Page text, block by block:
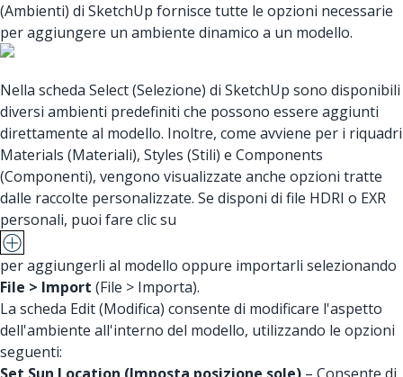
(Ambienti) di SketchUp fornisce tutte le opzioni necessarie
per aggiungere un ambiente dinamico a un modello.
Nella scheda Select (Selezione) di SketchUp sono disponibili
diversi ambienti predefiniti che possono essere aggiunti
direttamente al modello. Inoltre, come avviene per i riquadri
Materials (Materiali), Styles (Stili) e Components
(Componenti), vengono visualizzate anche opzioni tratte
dalle raccolte personalizzate. Se disponi di file HDRI o EXR
personali, puoi fare clic su
per aggiungerli al modello oppure importarli selezionando
File > Import (File > Importa).
La scheda Edit (Modifica) consente di modificare l'aspetto
dell'ambiente all'interno del modello, utilizzando le opzioni
seguenti: